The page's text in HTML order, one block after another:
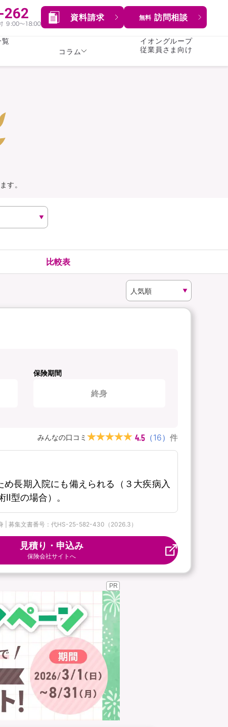
資料請求 無料 訪問相談
向け
保険
覧
コラム
イオングループ
従業員さま向け
す。
比較表
保険期間
終身
みんなの口コミ 4.5 （16） 件
長期入院にも備えられる（３大疾病入
型の場合）。
| 募集文書番号：代HS-25-582-430（2026.3）
見積り・申込み
保険会社サイトへ
PR